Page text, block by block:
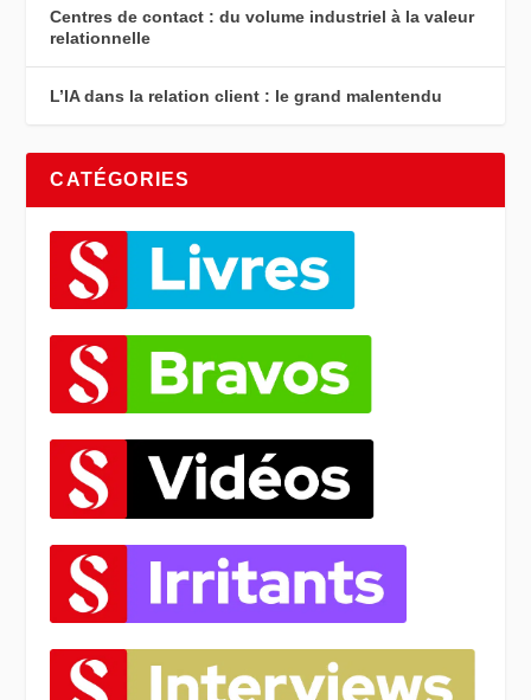
Centres de contact : du volume industriel à la valeur
relationnelle
L’IA dans la relation client : le grand malentendu
CATÉGORIES